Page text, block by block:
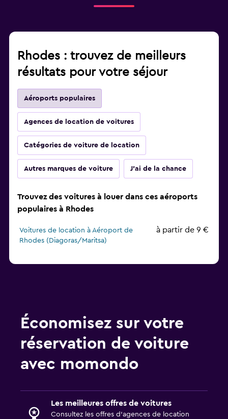
Rhodes : trouvez de meilleurs
résultats pour votre séjour
Aéroports populaires
Agences de location de voitures
Catégories de voiture de location
Autres marques de voiture J'ai de la chance
Trouvez des voitures à louer dans ces aéroports
populaires à Rhodes
Voitures de location à Aéroport de
Rhodes (Diagoras/Maritsa)
à partir de 9 €
Économisez sur votre
réservation de voiture
avec momondo
Les meilleures offres de voitures
Consultez les offres d’agences de location